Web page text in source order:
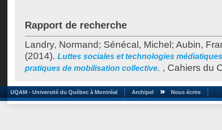
Rapport de recherche
Landry, Normand; Sénécal, Michel ; Aubin,
(2014). Luttes sociales et technologies
pratiques de mobilisation collective. , Cahiers du
UQAM - Université du Québec à Montréal Archipel Nous écrire